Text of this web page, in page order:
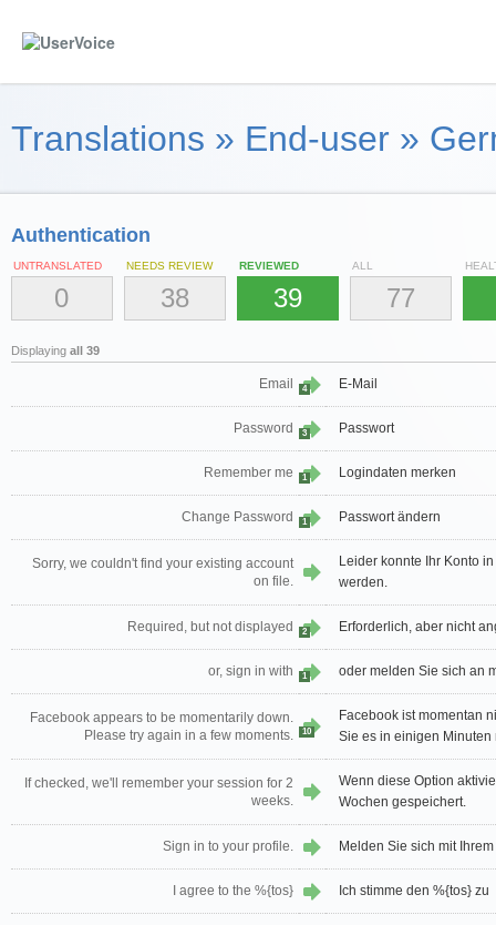
Translations » End-user »
Authentication
UNTRANSLATED
0
NEEDS REVIEW
38
REVIEWED
39
ALL
77
Displaying all 39
Email 4 E-Mail
Password 3 Passwort
Remember me 1 Logindaten merken
Change Password 1 Passwort ändern
Sorry, we couldn't find your existing account
on file.
Leider konnte Ihr Konto
werden.
Required, but not displayed 2 Erforderlich, aber nicht
or, sign in with 1 oder melden Sie sich an
Facebook appears to be momentarily down.
Please try again in a few moments.
10
Facebook ist momentan
Sie es in einigen Minuten
If checked, we'll remember your session for 2
weeks.
Wenn diese Option
Wochen gespeichert.
Sign in to your profile. Melden Sie sich mit
I agree to the %{tos} Ich stimme den %{tos} zu